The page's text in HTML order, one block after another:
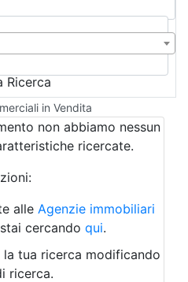
in Vendita
Ricerca
non abbiamo nessun
ricercate.
alle Agenzie immobiliari
cercando qui.
la tua ricerca modificando
ricerca.